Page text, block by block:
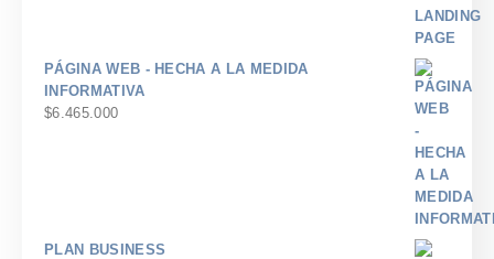
PÁGINA WEB - HECHA A LA MEDIDA
INFORMATIVA
$6.465.000
PLAN BUSINESS